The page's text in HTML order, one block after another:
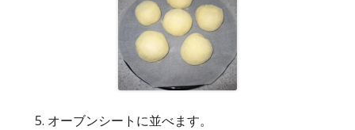
オーブンシートに並べます。